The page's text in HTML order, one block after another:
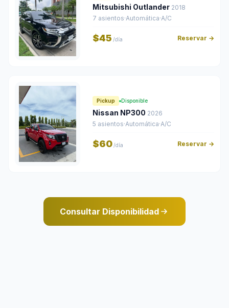
Mitsubishi Outlander 2018
7 asientos·Automática·A/C
$45 /día Reservar →
Pickup Disponible
Nissan NP300 2026
5 asientos·Automática·A/C
$60/día Reservar →
Consultar Disponibilidad